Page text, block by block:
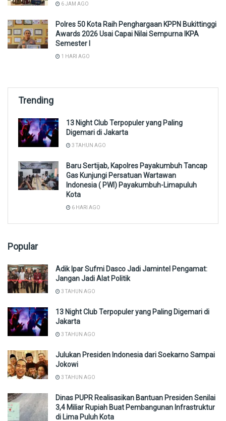
6 JAM AGO
Polres 50 Kota Raih Penghargaan KPPN Bukittinggi
Awards 2026 Usai Capai Nilai Sempurna IKPA
Semester I
1 HARI AGO
Trending
13 Night Club Terpopuler yang Paling
Digemari di Jakarta
3 TAHUN AGO
Baru Sertijab, Kapolres Payakumbuh Tancap
Gas Kunjungi Persatuan Wartawan
Indonesia ( PWI) Payakumbuh-Limapuluh
Kota
6 HARI AGO
Popular
Adik Ipar Sufmi Dasco Jadi Jamintel Pengamat:
Jangan Jadi Alat Politik
3 TAHUN AGO
13 Night Club Terpopuler yang Paling Digemari di
Jakarta
3 TAHUN AGO
Julukan Presiden Indonesia dari Soekarno Sampai
Jokowi
3 TAHUN AGO
Dinas PUPR Realisasikan Bantuan Presiden Senilai
3,4 Miliar Rupiah Buat Pembangunan Infrastruktur
di Lima Puluh Kota